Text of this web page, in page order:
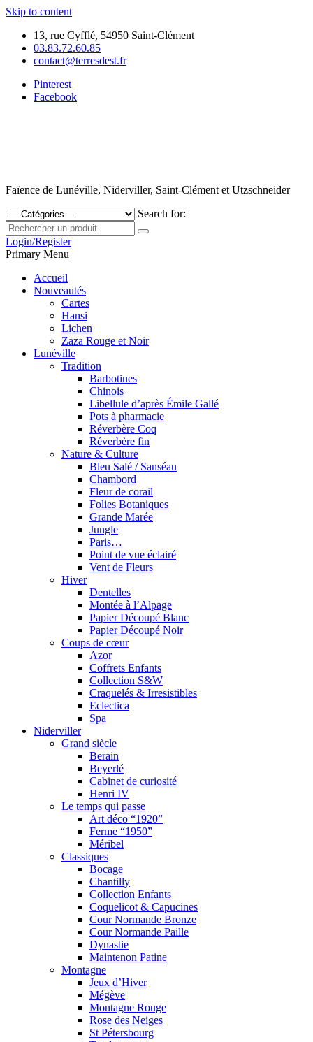
Skip to content
13, rue Cyfflé, 54950 Saint-Clément
03.83.72.60.85
contact@terresdest.fr
Pinterest
Facebook
Faïence de Lunéville, Niderviller, Saint-Clément et Utzschneider
Search for:
Login/Register
Primary Menu
Accueil
Nouveautés
Cartes
Hansi
Lichen
Zaza Rouge et Noir
Lunéville
Tradition
Barbotines
Chinois
Libellule d’après Émile Gallé
Pots à pharmacie
Réverbère Coq
Réverbère fin
Nature & Culture
Bleu Salé / Sanséau
Chambord
Fleur de corail
Folies Botaniques
Grande Marée
Jungle
Paris…
Point de vue éclairé
Vent de Fleurs
Hiver
Dentelles
Montée à l’Alpage
Papier Découpé Blanc
Papier Découpé Noir
Coups de cœur
Azor
Coffrets Enfants
Collection S&W
Craquelés & Irresistibles
Eclectica
Spa
Niderviller
Grand siècle
Berain
Beyerlé
Cabinet de curiosité
Henri IV
Le temps qui passe
Art déco “1920”
Ferme “1950”
Méribel
Classiques
Bocage
Chantilly
Collection Enfants
Coquelicot & Capucines
Cour Normande Bronze
Cour Normande Paille
Dynastie
Maintenon Patine
Montagne
Jeux d’Hiver
Mégève
Montagne Rouge
Rose des Neiges
St Pétersbourg